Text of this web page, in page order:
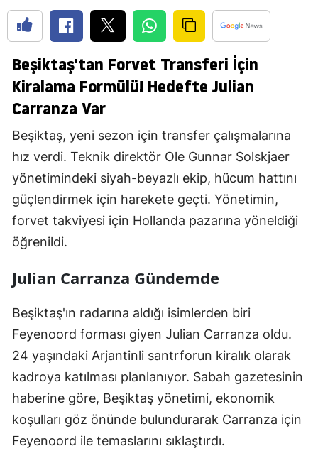
Beşiktaş'tan Forvet Transferi İçin
Kiralama Formülü! Hedefte Julian
Carranza Var
Beşiktaş, yeni sezon için transfer çalışmalarına
hız verdi. Teknik direktör Ole Gunnar Solskjaer
yönetimindeki siyah-beyazlı ekip, hücum hattını
güçlendirmek için harekete geçti. Yönetimin,
forvet takviyesi için Hollanda pazarına yöneldiği
öğrenildi.
Julian Carranza Gündemde
Beşiktaş'ın radarına aldığı isimlerden biri
Feyenoord forması giyen Julian Carranza oldu.
24 yaşındaki Arjantinli santrforun kiralık olarak
kadroya katılması planlanıyor. Sabah gazetesinin
haberine göre, Beşiktaş yönetimi, ekonomik
koşulları göz önünde bulundurarak Carranza için
Feyenoord ile temaslarını sıklaştırdı.